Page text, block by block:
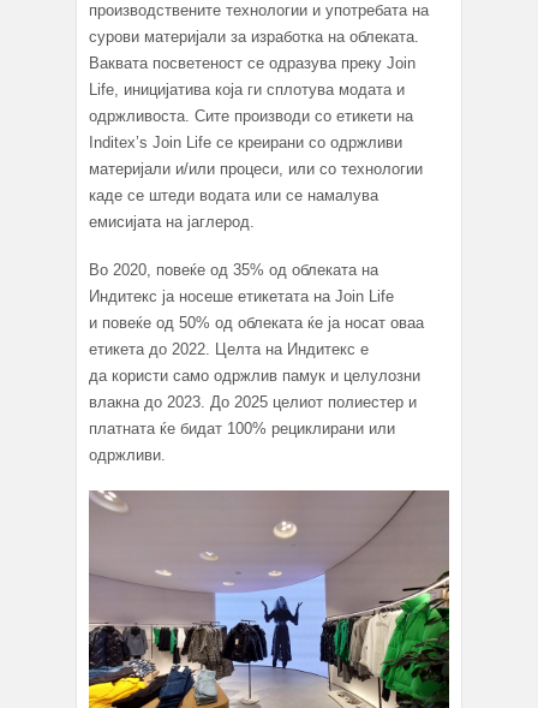
производствените технологии и употребата на
сурови материјали за изработка на облеката.
Ваквата посветеност се одразува преку Join
Life, иницијатива која ги сплотува модата и
одржливоста. Сите производи со етикети на
Inditex’s Join Life се креирани со одржливи
материјали и/или процеси, или со технологии
каде се штеди водата или се намалува
емисијата на јаглерод.
Во 2020, повеќе од 35% од облеката на
Индитекс ја носеше етикетата на Join Life
и повеќе од 50% од облеката ќе ја носат оваа
етикета до 2022. Целта на Индитекс е
да користи само одржлив памук и целулозни
влакна до 2023. До 2025 целиот полиестер и
платната ќе бидат 100% рециклирани или
одржливи.